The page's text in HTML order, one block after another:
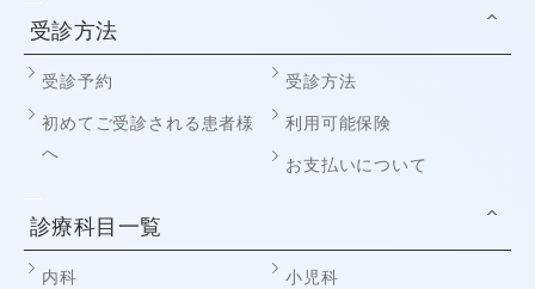
受診方法
受診予約 受診方法
初めてご受診される患者様
へ
利用可能保険
お支払いについて
診療科目一覧
内科 小児科